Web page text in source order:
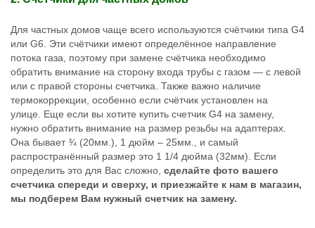
Для частных домов чаще всего используются счётчики типа G4
или G6. Эти счётчики имеют определённое направление
потока газа, поэтому при замене счётчика необходимо
обратить внимание на сторону входа трубы с газом — с левой
или с правой стороны счетчика. Также важно наличие
термокоррекции, особенно если счётчик установлен на
улице. Еще если вы хотите купить счетчик G4 на замену,
нужно обратить внимание на размер резьбы на адаптерах.
Она бывает ¾ (20мм.), 1 дюйм – 25мм., и самый
распространённый размер это 1 1/4 дюйма (32мм). Если
определить это для Вас сложно, сделайте фото вашего
счетчика спереди и сверху, и приезжайте к нам в магазин,
мы подберем Вам нужный счетчик на замену.